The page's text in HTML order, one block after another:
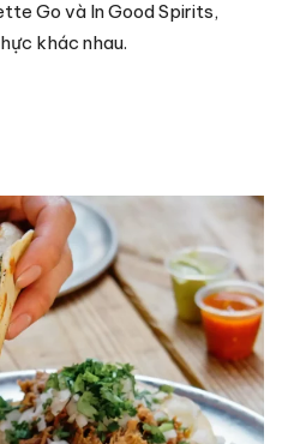
Go và In Good Spirits,
khác nhau.